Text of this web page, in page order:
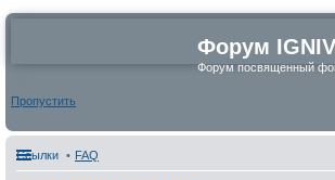
Форум
Форум посвященный
Пропустить
Ссылки FAQ